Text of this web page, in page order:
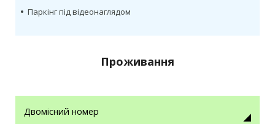
• Паркінг під відеонаглядом
Проживання
Двомісний номер